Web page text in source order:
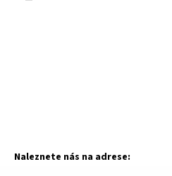
Naleznete nás na adrese: